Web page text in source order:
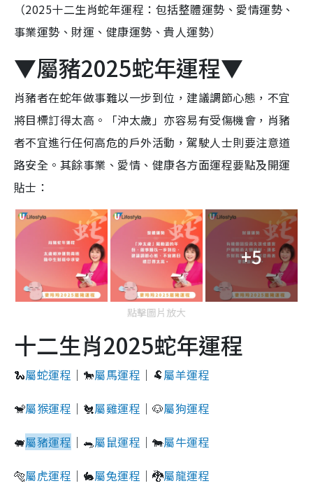
（2025十二生肖蛇年運程：包括整體運勢、愛情運勢、
事業運勢、財運、健康運勢、貴人運勢）
▼屬豬2025蛇年運程▼
肖豬者在蛇年做事難以一步到位，建議調節心態，不宜
將目標訂得太高。「沖太歲」亦容易有受傷機會，肖豬
者不宜進行任何高危的戶外活動，駕駛人士則要注意道
路安全。其餘事業、愛情、健康各方面運程要點及開運
貼士：
+5
點擊圖片放大
十二生肖2025蛇年運程
🐍屬蛇運程 ｜🐎屬馬運程 ｜🐏屬羊運程
🐒屬猴運程 ｜🐔屬雞運程 ｜🐶屬狗運程
🐖屬豬運程 ｜🐀屬鼠運程 ｜🐄屬牛運程
🐅屬虎運程 ｜🐇屬兔運程 ｜🐉屬龍運程